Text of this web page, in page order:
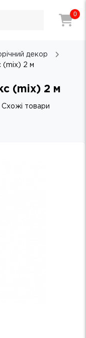
0
декор
(mix) 2 м
(mix) 2 м
Схожі товари